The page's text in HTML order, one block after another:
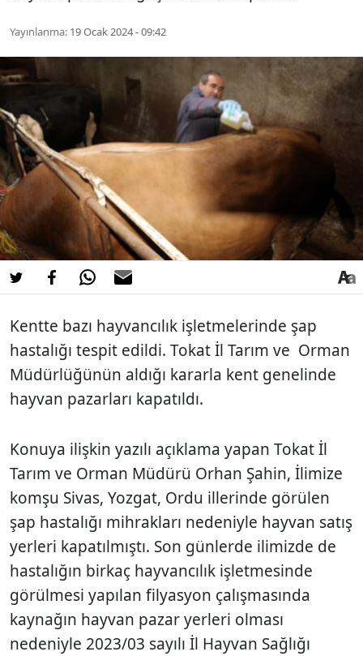
Yayınlanma: 19 Ocak 2024 - 09:42
Kentte bazı hayvancılık işletmelerinde şap
hastalığı tespit edildi. Tokat İl Tarım ve Orman
Müdürlüğünün aldığı kararla kent genelinde
hayvan pazarları kapatıldı.
Konuya ilişkin yazılı açıklama yapan Tokat İl
Tarım ve Orman Müdürü Orhan Şahin, İlimize
komşu Sivas, Yozgat, Ordu illerinde görülen
şap hastalığı mihrakları nedeniyle hayvan satış
yerleri kapatılmıştı. Son günlerde ilimizde de
hastalığın birkaç hayvancılık işletmesinde
görülmesi yapılan filyasyon çalışmasında
kaynağın hayvan pazar yerleri olması
nedeniyle 2023/03 sayılı İl Hayvan Sağlığı